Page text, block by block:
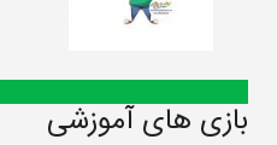
بازی های آموزشی